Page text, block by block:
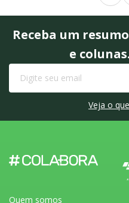
Receba um
e
Veja o
Quem somos